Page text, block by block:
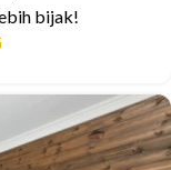
bijak!